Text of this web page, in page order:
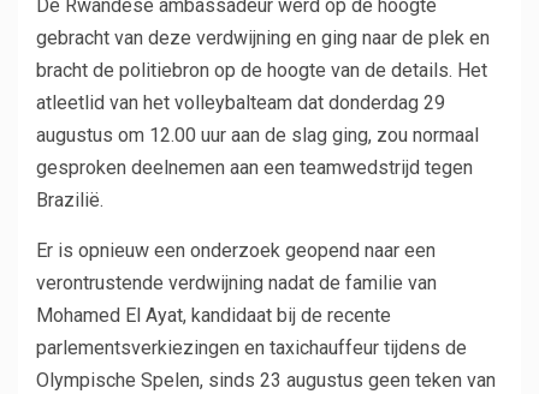
De Rwandese ambassadeur werd op de hoogte
gebracht van deze verdwijning en ging naar de plek en
bracht de politiebron op de hoogte van de details. Het
atleetlid van het volleybalteam dat donderdag 29
augustus om 12.00 uur aan de slag ging, zou normaal
gesproken deelnemen aan een teamwedstrijd tegen
Brazilië.
Er is opnieuw een onderzoek geopend naar een
verontrustende verdwijning nadat de familie van
Mohamed El Ayat, kandidaat bij de recente
parlementsverkiezingen en taxichauffeur tijdens de
Olympische Spelen, sinds 23 augustus geen teken van